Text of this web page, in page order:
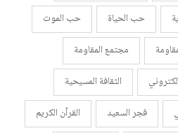
حب الحياة
حب الموت
مجتمع المقاومة
الثقافة المسيحية
فجر السعيد
القرآن الكريم